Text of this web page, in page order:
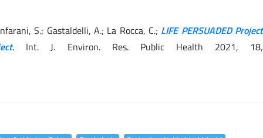
S.; Gastaldelli, A.; La Rocca, C.; LIFE PERSUADED Project
. Int. J. Environ. Res. Public Health 2021, 18,